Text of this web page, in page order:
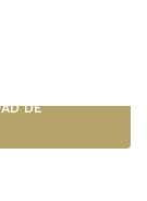
de